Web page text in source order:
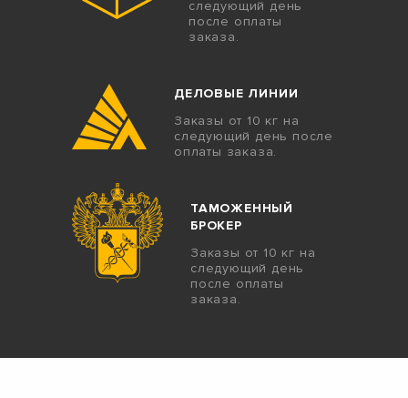
следующий день
после оплаты
заказа.
ДЕЛОВЫЕ ЛИНИИ
Заказы от 10 кг на
следующий день после
оплаты заказа.
ТАМОЖЕННЫЙ
БРОКЕР
Заказы от 10 кг на
следующий день
после оплаты
заказа.